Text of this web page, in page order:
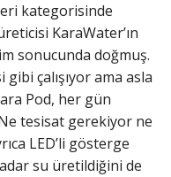
kategorisinde
KaraWater’ın
sonucunda doğmuş.
çalışıyor ama asla
Pod, her gün
tesisat gerekiyor ne
LED’li gösterge
su üretildiğini de